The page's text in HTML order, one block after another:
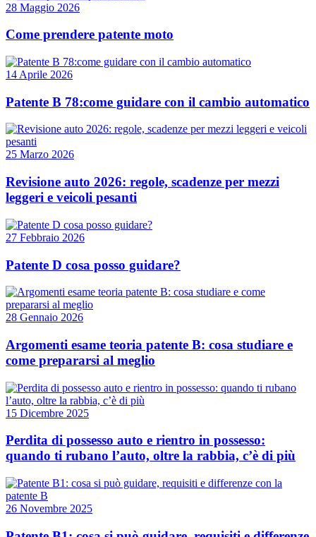
28 Maggio 2026
Come prendere patente moto
14 Aprile 2026
Patente B 78:come guidare con il cambio automatico
25 Marzo 2026
Revisione auto 2026: regole, scadenze per mezzi
leggeri e veicoli pesanti
27 Febbraio 2026
Patente D cosa posso guidare?
28 Gennaio 2026
Argomenti esame teoria patente B: cosa studiare e
come prepararsi al meglio
15 Dicembre 2025
Perdita di possesso auto e rientro in possesso:
quando ti rubano l’auto, oltre la rabbia, c’è di più
26 Novembre 2025